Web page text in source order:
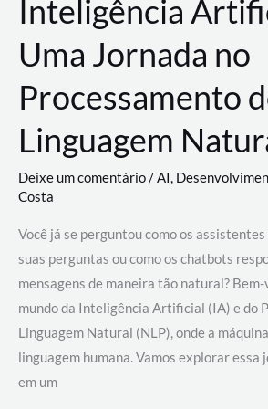
Inteligência
Uma Jornada no
Processamento
Linguagem
Deixe um comentário/AI,
Costa
Você já se perguntou como os
suas perguntas ou como os chatbots
mensagens de maneira tão natural?
mundo da Inteligência Artificial (IA) e do
Linguagem Natural (NLP), onde a
linguagem humana. Vamos explorar essa
em um